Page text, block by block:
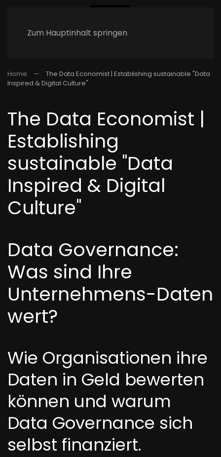
Zum Hauptinhalt springen
Home
The Data Economist | Establishing sustainable "Data
Inspired & Digital Culture"
The Data Economist |
Establishing
sustainable "Data
Inspired & Digital
Culture"
Data Governance:
Was sind Ihre
Unternehmens-Daten
wert?
Wie Organisationen ihre
Daten in Geld bewerten
können und warum
Data Governance sich
selbst finanziert.